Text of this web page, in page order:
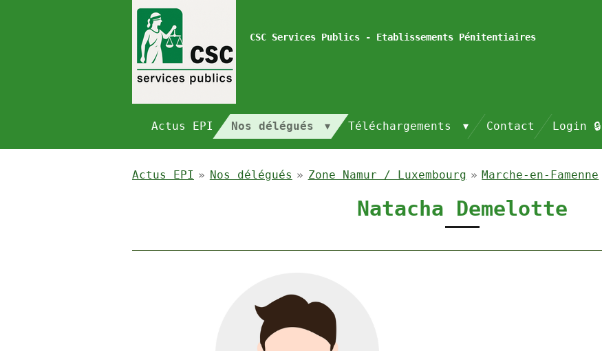
CSC Services Publics - Etablissements Pénitentiaires
Actus EPI Nos délégués Téléchargements Contact Login 🔒
Actus EPI » Nos délégués » Zone Namur / Luxembourg » Marche-en-Famenne
Natacha Demelotte